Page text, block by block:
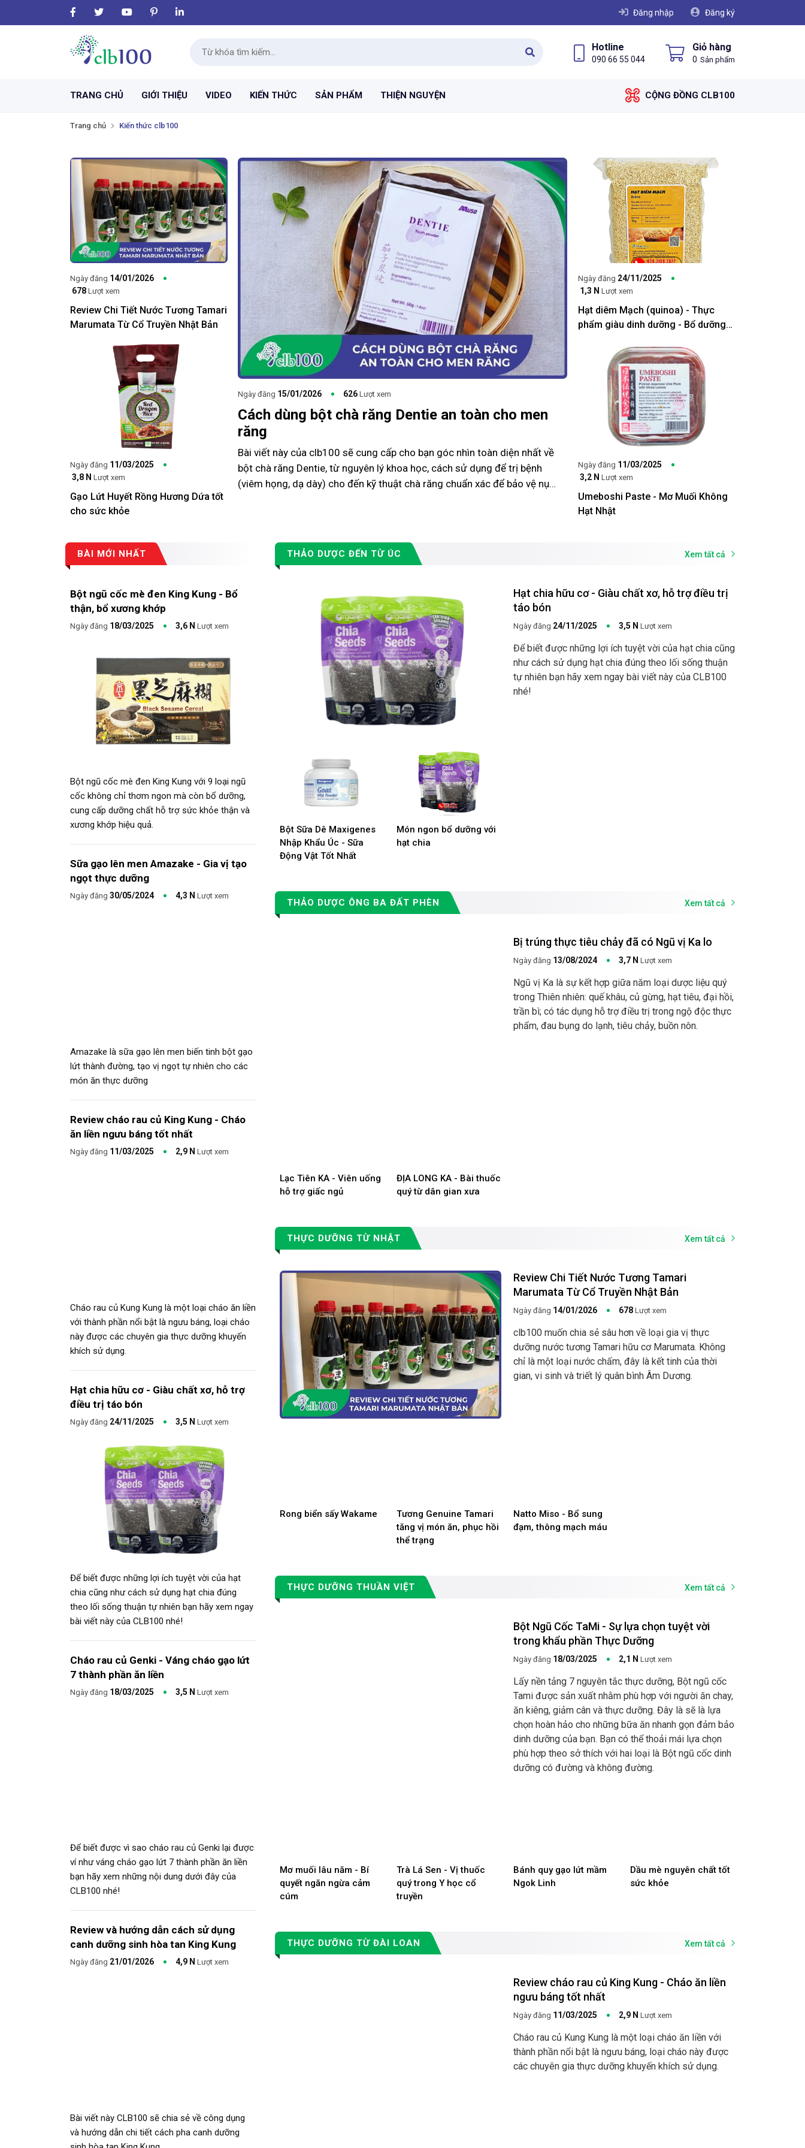
Đăng nhập Đăng ký
TRANG CHỦ GIỚI THIỆU VIDEO KIẾN THỨC SẢN PHẨM THIỆN NGUYỆN CỘNG ĐỒNG CLB100
Hotline
090 66 55 044
Giỏ hàng
0
Trang chủ Kiến thức clb100
Ngày đăng 15/01/2026 626 Lượt xem
Cách dùng bột chà răng Dentie an toàn cho men
răng
Bài viết này của clb100 sẽ cung cấp cho bạn góc nhìn toàn diện nhất về
bột chà răng Dentie, từ nguyên lý khoa học, cách sử dụng để trị bệnh
(viêm họng, dạ dày) cho đến kỹ thuật chà răng chuẩn xác để bảo vệ nụ
Ngày đăng 14/01/2026
678 Lượt xem
Review Chi Tiết Nước Tương Tamari
Marumata Từ Cổ Truyền Nhật Bản
Ngày đăng 24/11/2025
1,3 N Lượt xem
Hạt diêm Mạch (quinoa) - Thực
phẩm giàu dinh dưỡng - Bổ dưỡng
Ngày đăng 11/03/2025
3,8 N Lượt xem
Gạo Lứt Huyết Rồng Hương Dứa tốt
cho sức khỏe
Ngày đăng 11/03/2025
3,2 N Lượt xem
Umeboshi Paste - Mơ Muối Không
Hạt Nhật
BÀI MỚI NHẤT
Bột ngũ cốc mè đen King Kung - Bổ
thận, bổ xương khớp
Ngày đăng 18/03/2025 3,6 N Lượt xem
Bột ngũ cốc mè đen King Kung với 9 loại ngũ
cốc không chỉ thơm ngon mà còn bổ dưỡng,
cung cấp dưỡng chất hỗ trợ sức khỏe thận và
xương khớp hiệu quả.
Sữa gạo lên men Amazake - Gia vị tạo
ngọt thực dưỡng
Ngày đăng 30/05/2024 4,3 N Lượt xem
Amazake là sữa gạo lên men biến tinh bột gạo
lứt thành đường, tạo vị ngọt tự nhiên cho các
món ăn thực dưỡng
Review cháo rau củ King Kung - Cháo
ăn liền ngưu báng tốt nhất
Ngày đăng 11/03/2025 2,9 N Lượt xem
Cháo rau củ Kung Kung là một loại cháo ăn liền
với thành phần nổi bật là ngưu báng, loại cháo
này được các chuyên gia thực dưỡng khuyến
khích sử dụng.
Hạt chia hữu cơ - Giàu chất xơ, hỗ trợ
điều trị táo bón
Ngày đăng 24/11/2025 3,5 N Lượt xem
Để biết được những lợi ích tuyệt vời của hạt
chia cũng như cách sử dụng hạt chia đúng
theo lối sống thuận tự nhiên bạn hãy xem ngay
bài viết này của CLB100 nhé!
Cháo rau củ Genki - Váng cháo gạo lứt
7 thành phần ăn liền
Ngày đăng 18/03/2025 3,5 N Lượt xem
Để biết được vì sao cháo rau củ Genki lại được
ví như váng cháo gạo lứt 7 thành phần ăn liền
bạn hãy xem những nội dung dưới đây của
CLB100 nhé!
Review và hướng dẫn cách sử dụng
canh dưỡng sinh hòa tan King Kung
Ngày đăng 21/01/2026 4,9 N Lượt xem
Bài viết này CLB100 sẽ chia sẻ về công dụng
và hướng dẫn chi tiết cách pha canh dưỡng
THẢO DƯỢC ĐẾN TỪ ÚC Xem tất cả
Hạt chia hữu cơ - Giàu chất xơ, hỗ trợ điều trị
táo bón
Ngày đăng 24/11/2025 3,5 N Lượt xem
Để biết được những lợi ích tuyệt vời của hạt chia cũng
như cách sử dụng hạt chia đúng theo lối sống thuận
tự nhiên bạn hãy xem ngay bài viết này của CLB100
nhé!
Bột Sữa Dê Maxigenes
Nhập Khẩu Úc - Sữa
Động Vật Tốt Nhất
Món ngon bổ dưỡng với
hạt chia
THẢO DƯỢC ÔNG BA ĐẤT PHÈN Xem tất cả
Bị trúng thực tiêu chảy đã có Ngũ vị Ka lo
Ngày đăng 13/08/2024 3,7 N Lượt xem
Ngũ vị Ka là sự kết hợp giữa năm loại dược liệu quý
trong Thiên nhiên: quế khâu, củ gừng, hạt tiêu, đại hồi,
trần bì; có tác dụng hỗ trợ điều trị trong ngộ độc thực
phẩm, đau bụng do lạnh, tiêu chảy, buồn nôn.
Lạc Tiên KA - Viên uống
hỗ trợ giấc ngủ
ĐỊA LONG KA - Bài thuốc
quý từ dân gian xưa
THỰC DƯỠNG TỪ NHẬT Xem tất cả
Review Chi Tiết Nước Tương Tamari
Marumata Từ Cổ Truyền Nhật Bản
Ngày đăng 14/01/2026 678 Lượt xem
clb100 muốn chia sẻ sâu hơn về loại gia vị thực
dưỡng nước tương Tamari hữu cơ Marumata. Không
chỉ là một loại nước chấm, đây là kết tinh của thời
gian, vi sinh và triết lý quân bình Âm Dương.
Rong biển sấy Wakame
Tương Genuine Tamari
tăng vị món ăn, phục hồi
thể trạng
Natto Miso - Bổ sung
đạm, thông mạch máu
THỰC DƯỠNG THUẦN VIỆT Xem tất cả
Bột Ngũ Cốc TaMi - Sự lựa chọn tuyệt vời
trong khẩu phần Thực Dưỡng
Ngày đăng 18/03/2025 2,1 N Lượt xem
Lấy nền tảng 7 nguyên tắc thực dưỡng, Bột ngũ cốc
Tami được sản xuất nhằm phù hợp với người ăn chay,
ăn kiêng, giảm cân và thực dưỡng. Đây là sẽ là lựa
chọn hoàn hảo cho những bữa ăn nhanh gọn đảm bảo
dinh dưỡng của bạn. Bạn có thể thoải mái lựa chọn
phù hợp theo sở thích với hai loại là Bột ngũ cốc dinh
dưỡng có đường và không đường.
Mơ muối lâu năm - Bí
quyết ngăn ngừa cảm
cúm
Trà Lá Sen - Vị thuốc
quý trong Y học cổ
truyền
Bánh quy gạo lứt mầm
Ngok Linh
Dầu mè nguyên chất tốt
sức khỏe
THỰC DƯỠNG TỪ ĐÀI LOAN Xem tất cả
Review cháo rau củ King Kung - Cháo ăn liền
ngưu báng tốt nhất
Ngày đăng 11/03/2025 2,9 N Lượt xem
Cháo rau củ Kung Kung là một loại cháo ăn liền với
thành phần nổi bật là ngưu báng, loại cháo này được
các chuyên gia thực dưỡng khuyến khích sử dụng.